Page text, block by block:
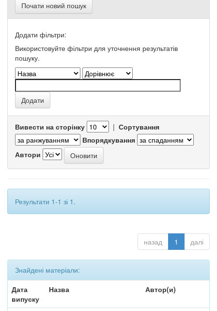
Почати новий пошук
Додати фільтри:
Використовуйте фільтри для уточнення результатів
пошуку.
Вивести на сторінку | Сортування
Впорядкування
Автори
Результати 1-1 зі 1.
назад 1 далі
Знайдені матеріали:
Дата
випуску
Назва Автор(и)